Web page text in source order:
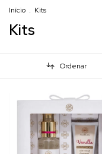
Início . Kits
Kits
Ordenar